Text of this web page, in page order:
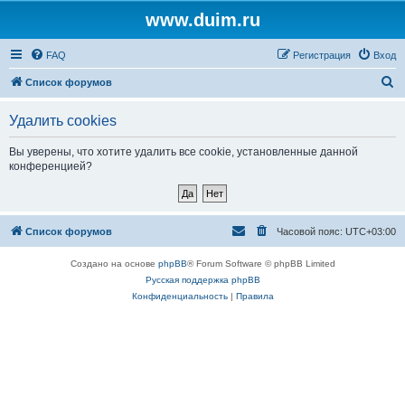
www.duim.ru
FAQ Вход
Регистрация
Список форумов
Удалить cookies
Вы уверены, что хотите удалить все cookie, установленные данной
конференцией?
Список форумов Часовой пояс: UTC+03:00
Создано на основе phpBB® Forum Software © phpBB Limited
Русская поддержка phpBB
Конфиденциальность| Правила